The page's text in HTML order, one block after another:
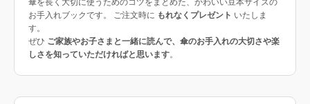
傘を長く大切に使うためのコツをまとめた、かわいい豆本サイズの
お手入れブックです。 ご注文時に もれなくプレゼント いたしま
す。
ぜひ ご家族やお子さまと一緒に読んで、傘のお手入れの大切さや楽
しさを知っていただければと思います。